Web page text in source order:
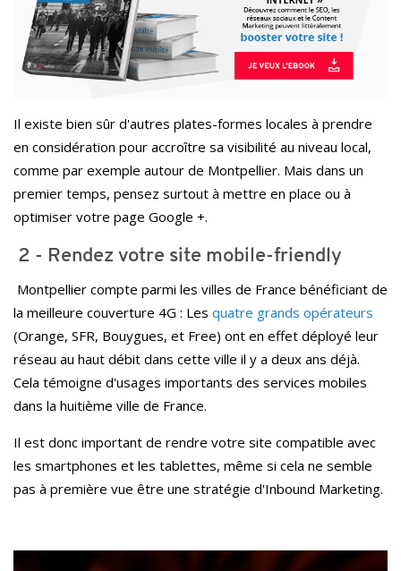
Il existe bien sûr d'autres plates-formes locales à prendre
en considération pour accroître sa visibilité au niveau local,
comme par exemple autour de Montpellier. Mais dans un
premier temps, pensez surtout à mettre en place ou à
optimiser votre page Google +.
2 - Rendez votre site mobile-friendly
Montpellier compte parmi les villes de France bénéficiant de
la meilleure couverture 4G : Les quatre grands opérateurs
(Orange, SFR, Bouygues, et Free) ont en effet déployé leur
réseau au haut débit dans cette ville il y a deux ans déjà.
Cela témoigne d'usages importants des services mobiles
dans la huitième ville de France.
Il est donc important de rendre votre site compatible avec
les smartphones et les tablettes, même si cela ne semble
pas à première vue être une stratégie d'Inbound Marketing.